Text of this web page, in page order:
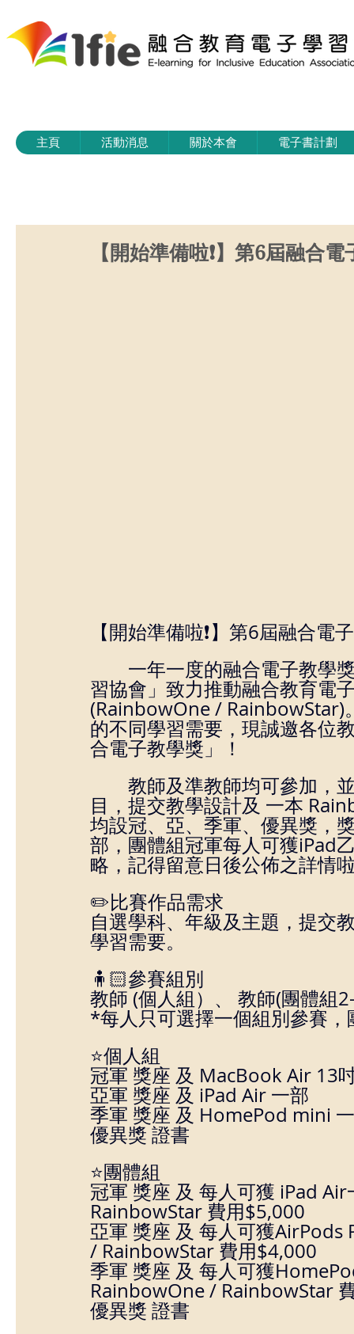
主頁 活動消息 關於本會 電子書計劃
【開始準備啦❗】第6屆融合
【開始準備啦❗】第6屆融合
習協會」致力推動融合教育電
(RainbowOne / RainbowStar)
的不同學習需要，現誠邀各位
合電子教學獎」！
目，提交教學設計及 一本
均設冠、亞、季軍、優異獎，
部，團體組冠軍每人可獲iPad
略，記得留意日後公佈之詳情
✏️比賽作品需求
自選學科、年級及主題，提交
學習需要。
🧍🏻參賽組別
教師 (個人組）、 教師(團體組
*每人只可選擇一個組別參賽
⭐個人組
冠軍 獎座 及 MacBook Air 13
亞軍 獎座 及 iPad Air 一部
季軍 獎座 及 HomePod mini
優異獎 證書
⭐團體組
冠軍 獎座 及 每人可獲 iPad
RainbowStar 費用$5,000
亞軍 獎座 及 每人可獲
/ RainbowStar 費用$4,000
季軍 獎座 及 每人可獲
RainbowOne / RainbowStar
優異獎 證書